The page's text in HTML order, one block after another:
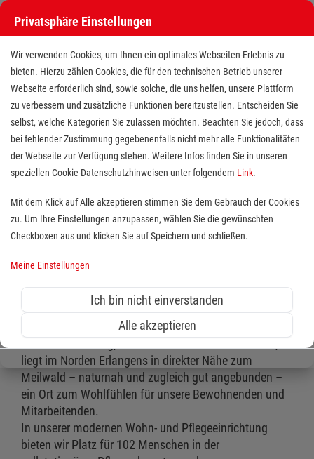
Pflegefachkraft (m/w/d) 2.500€
Willkommensprämie | St.
Elisabeth
Ihr berufliches Zuhause wartet
schon auf Sie.
liegt im Norden Erlangens in direkter Nähe zum
Meilwald – naturnah und zugleich gut angebunden –
ein Ort zum Wohlfühlen für unsere Bewohnenden und
Mitarbeitenden.
In unserer modernen Wohn- und Pflegeeinrichtung
bieten wir Platz für 102 Menschen in der
Privatsphäre Einstellungen
Wir verwenden Cookies, um Ihnen ein optimales Webseiten-Erlebnis zu
bieten. Hierzu zählen Cookies, die für den technischen Betrieb unserer
Webseite erforderlich sind, sowie solche, die uns helfen, unsere Plattform
zu verbessern und zusätzliche Funktionen bereitzustellen. Entscheiden Sie
selbst, welche Kategorien Sie zulassen möchten. Beachten Sie jedoch, dass
bei fehlender Zustimmung gegebenenfalls nicht mehr alle Funktionalitäten
der Webseite zur Verfügung stehen. Weitere Infos finden Sie in unseren
speziellen Cookie-Datenschutzhinweisen unter folgendem Link.
Mit dem Klick auf Alle akzeptieren stimmen Sie dem Gebrauch der Cookies
zu. Um Ihre Einstellungen anzupassen, wählen Sie die gewünschten
Checkboxen aus und klicken Sie auf Speichern und schließen.
Meine Einstellungen
Ich bin nicht einverstanden
Alle akzeptieren